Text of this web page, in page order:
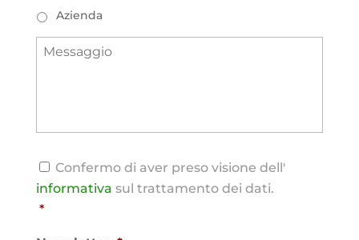
Azienda
Messaggio
Consenso
Confermo di aver preso visione dell'
informativa sul trattamento dei dati.
*